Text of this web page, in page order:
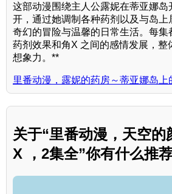
这部动漫围绕主人公露妮在蒂亚娜岛
开，通过她调制各种药剂以及与岛上
奇幻的冒险与温馨的日常生活。每集
药剂效果和角X 之间的感情发展，整
想象力。**
里番动漫，露妮的药房～蒂亚娜岛上
关于“里番动漫，天空的
X ，2集全”你有什么推